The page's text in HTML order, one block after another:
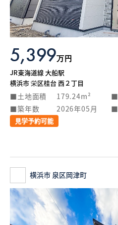
5,399万円
JR東海道線 大船駅
横浜市 栄区桂台 西２丁目
土地面積 179.24m²
築年数
2026年05月
見学予約可能
横浜市 泉区岡津町